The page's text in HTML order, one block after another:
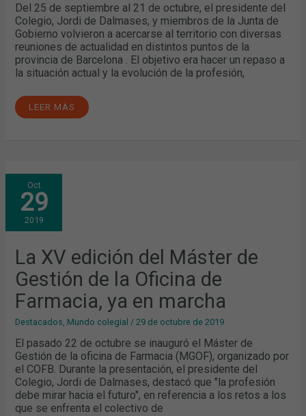
Del 25 de septiembre al 21 de octubre, el presidente del
Colegio, Jordi de Dalmases, y miembros de la Junta de
Gobierno volvieron a acercarse al territorio con diversas
reuniones de actualidad en distintos puntos de la
provincia de Barcelona . El objetivo era hacer un repaso a
la situación actual y la evolución de la profesión,
LEER MÁS
Oct
29
2019
La XV edición del Máster de
Gestión de la Oficina de
Farmacia, ya en marcha
Destacados Mundo colegial /29 de octubre de 2019
El pasado 22 de octubre se inauguró el Máster de
Gestión de la oficina de Farmacia (MGOF), organizado por
el COFB. Durante la presentación, el presidente del
Colegio, Jordi de Dalmases, destacó que "la profesión
debe mirar hacia el futuro", en referencia a los retos a los
que se enfrenta el colectivo de
LA
XV
EDICIÓN
DEL
MÁSTER
DE
GESTIÓN
OFICINA
DE
FARMACIA,
YA
MARCHA